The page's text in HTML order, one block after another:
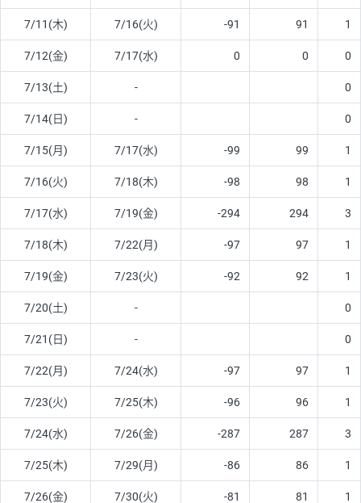
7/11(木) 7/16(火) -91 91 1
7/12(金) 7/17(水) 0 0 0
7/13(土) - 0
7/14(日) - 0
7/15(月) 7/17(水) -99 99 1
7/16(火) 7/18(木) -98 98 1
7/17(水) 7/19(金) -294 294 3
7/18(木) 7/22(月) -97 97 1
7/19(金) 7/23(火) -92 92 1
7/20(土) - 0
7/21(日) - 0
7/22(月) 7/24(水) -97 97 1
7/23(火) 7/25(木) -96 96 1
7/24(水) 7/26(金) -287 287 3
7/25(木) 7/29(月) -86 86 1
7/26(金) 7/30(火) -81 81 1